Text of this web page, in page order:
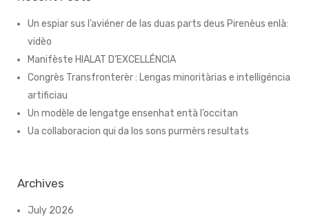
Un espiar sus l’aviéner de las duas parts deus Pirenèus enlà:
vidèo
Manifèste HIALAT D’EXCELLÉNCIA
Congrès Transfronterèr : Lengas minoritàrias e intelligéncia
artificiau
Un modèle de lengatge ensenhat entà l’occitan
Ua collaboracion qui da los sons purmèrs resultats
Archives
July 2026